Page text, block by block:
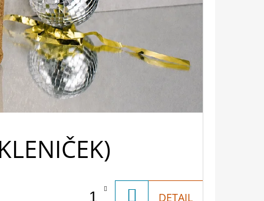
DETAIL